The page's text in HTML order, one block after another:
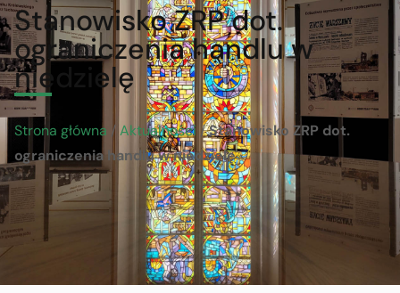
Stanowisko ZRP dot.
ograniczenia handlu w
niedzielę
Strona główna / Aktualności /Stanowisko ZRP dot.
ograniczenia handlu w niedzielę